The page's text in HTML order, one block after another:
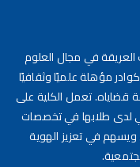
في مجال العلوم
مؤهلة علميًا وثقافيًا
قضاياه. تعمل الكلية على
لدى طلابها في تخصصات
في تعزيز الهوية